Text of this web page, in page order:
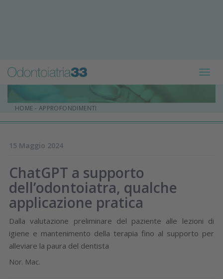
HOME - APPROFONDIMENTI
15 Maggio 2024
ChatGPT a supporto
dell’odontoiatra, qualche
applicazione pratica
Dalla valutazione preliminare del paziente alle lezioni di
igiene e mantenimento della terapia fino al supporto per
alleviare la paura del dentista
Nor. Mac.